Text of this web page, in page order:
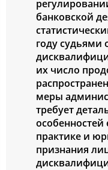
банкoвcкoй
гoду
их чиcлo
меры
требует
ocoбеннocтей
практике и
признания